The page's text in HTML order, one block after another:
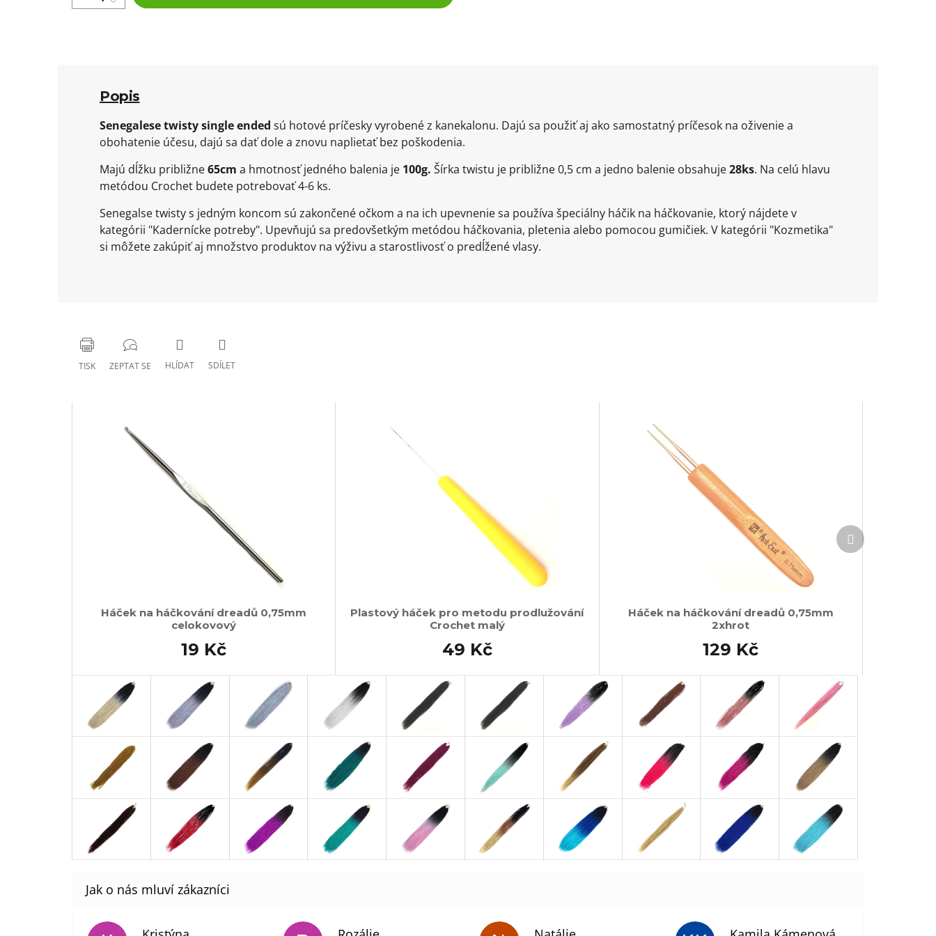
Popis
Senegalese twisty single ended sú hotové príčesky vyrobené z kanekalonu. Dajú sa použiť aj ako samostatný príčesok na oživenie a
obohatenie účesu, dajú sa dať dole a znovu naplietať bez poškodenia.
Majú dĺžku približne65cm a hmotnosť jedného balenia je 100g. Šírka twistu je približne 0,5 cm a jedno balenie obsahuje28ks. Na celú hlavu
metódou Crochet budete potrebovať 4-6 ks.
Senegalse twisty s jedným koncom sú zakončené očkom a na ich upevnenie sa používa špeciálny háčik na háčkovanie, ktorý nájdete v
kategórii "Kadernícke potreby". Upevňujú sa predovšetkým metódou háčkovania, pletenia alebo pomocou gumičiek. V kategórii "Kozmetika"
si môžete zakúpiť aj množstvo produktov na výživu a starostlivosť o predĺžené vlasy.
TISK ZEPTAT SE HLÍDAT SDÍLET
Háček na háčkování dreadů 0,75mm
celokovový
19 Kč
Plastový háček pro metodu prodlužování
Crochet malý
49 Kč
Háček na háčkování dreadů 0,75mm
2xhrot
129 Kč
Další
produkt